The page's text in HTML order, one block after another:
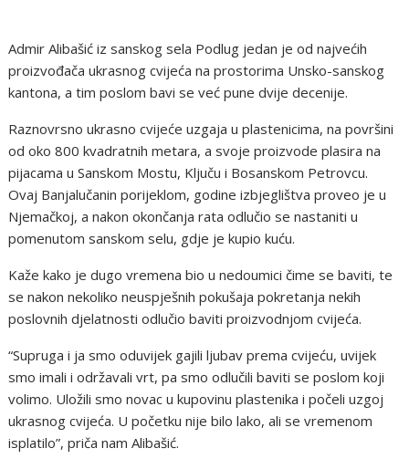
Admir Alibašić iz sanskog sela Podlug jedan je od najvećih
proizvođača ukrasnog cvijeća na prostorima Unsko-sanskog
kantona, a tim poslom bavi se već pune dvije decenije.
Raznovrsno ukrasno cvijeće uzgaja u plastenicima, na površini
od oko 800 kvadratnih metara, a svoje proizvode plasira na
pijacama u Sanskom Mostu, Ključu i Bosanskom Petrovcu.
Ovaj Banjalučanin porijeklom, godine izbjeglištva proveo je u
Njemačkoj, a nakon okončanja rata odlučio se nastaniti u
pomenutom sanskom selu, gdje je kupio kuću.
Kaže kako je dugo vremena bio u nedoumici čime se baviti, te
se nakon nekoliko neuspješnih pokušaja pokretanja nekih
poslovnih djelatnosti odlučio baviti proizvodnjom cvijeća.
“Supruga i ja smo oduvijek gajili ljubav prema cvijeću, uvijek
smo imali i održavali vrt, pa smo odlučili baviti se poslom koji
volimo. Uložili smo novac u kupovinu plastenika i počeli uzgoj
ukrasnog cvijeća. U početku nije bilo lako, ali se vremenom
isplatilo”, priča nam Alibašić.